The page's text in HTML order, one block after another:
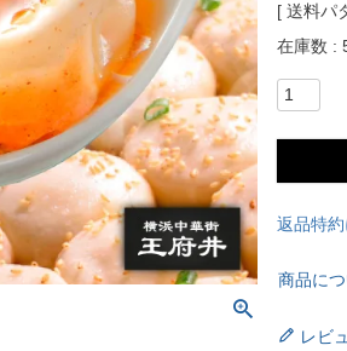
送料パ
在庫数
返品特
商品に
レビ